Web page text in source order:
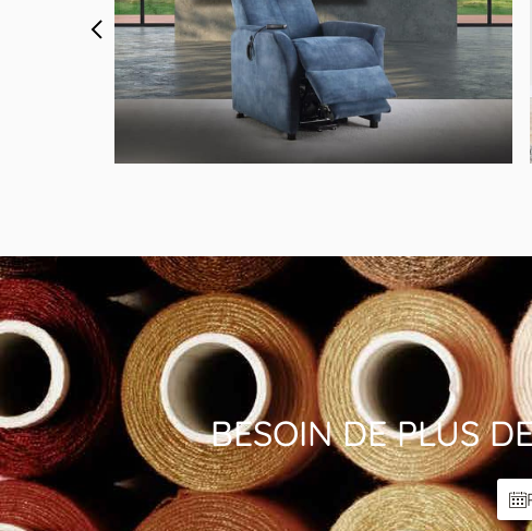
Fauteuil Relax Tissu Bleu
BESOIN DE PLUS